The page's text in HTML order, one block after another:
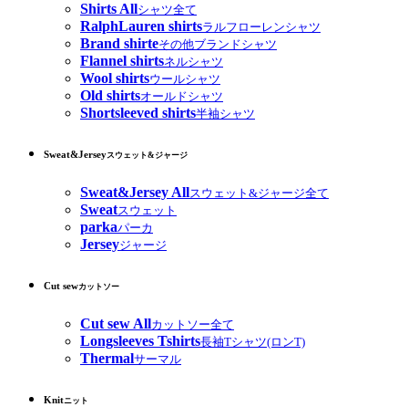
Shirts Allシャツ全て
RalphLauren shirtsラルフローレンシャツ
Brand shirteその他ブランドシャツ
Flannel shirtsネルシャツ
Wool shirtsウールシャツ
Old shirtsオールドシャツ
Shortsleeved shirts半袖シャツ
Sweat&Jerseyスウェット&ジャージ
Sweat&Jersey Allスウェット&ジャージ全て
Sweatスウェット
parkaパーカ
Jerseyジャージ
Cut sewカットソー
Cut sew Allカットソー全て
Longsleeves Tshirts長袖Tシャツ(ロンT)
Thermalサーマル
Knitニット